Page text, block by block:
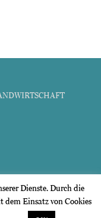
Dienste. Durch die
dem Einsatz von Cookies